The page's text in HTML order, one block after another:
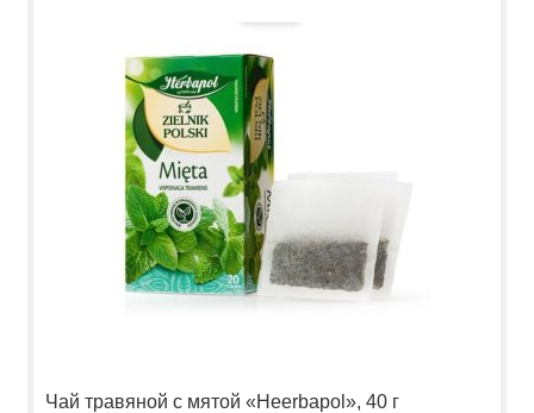
Чай травяной с мятой «Heerbapol», 40 г